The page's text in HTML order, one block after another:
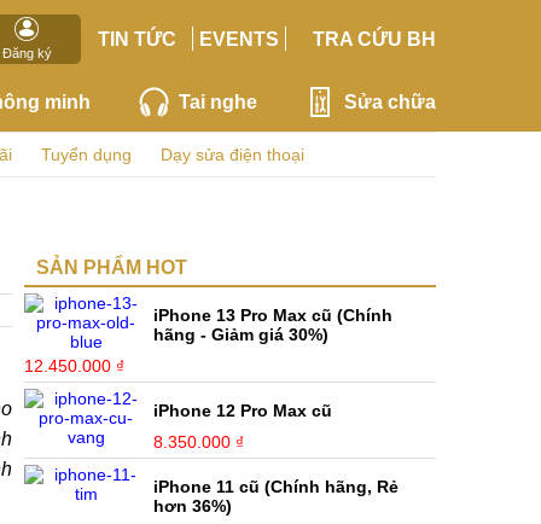
Đăng ký
TIN TỨC EVENTS TRA CỨU BH
minh Tai nghe Sửa chữa
Tuyển dụng Dạy sửa điện thoại
SẢN PHẨM HOT
iPhone 13 Pro Max cũ (Chính
hãng - Giảm giá 30%)
12.450.000 ₫
iPhone 12 Pro Max cũ
8.350.000 ₫
iPhone 11 cũ (Chính hãng, Rẻ
hơn 36%)